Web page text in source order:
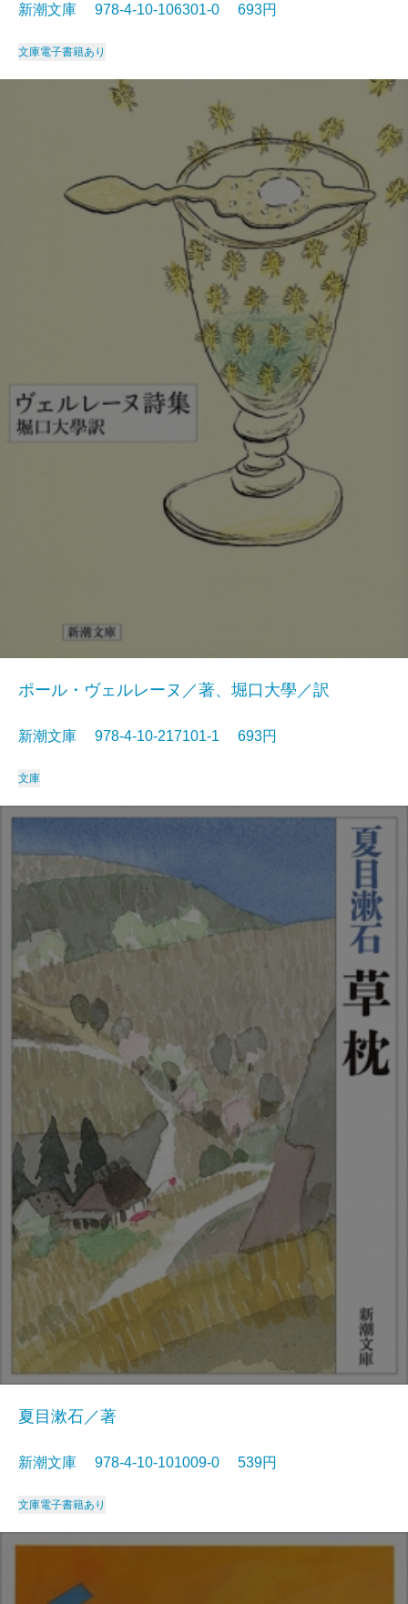
新潮文庫 978-4-10-106301-0 693円
文庫電子書籍あり
ポール・ヴェルレーヌ／著、堀口大學／訳
新潮文庫 978-4-10-217101-1 693円
文庫
夏目漱石／著
新潮文庫 978-4-10-101009-0 539円
文庫電子書籍あり